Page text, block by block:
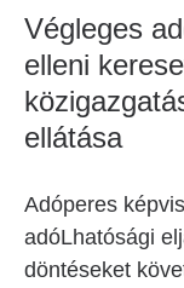
Végleges
elleni
ellátása
Adóperes
adóLhatósági
döntéseket